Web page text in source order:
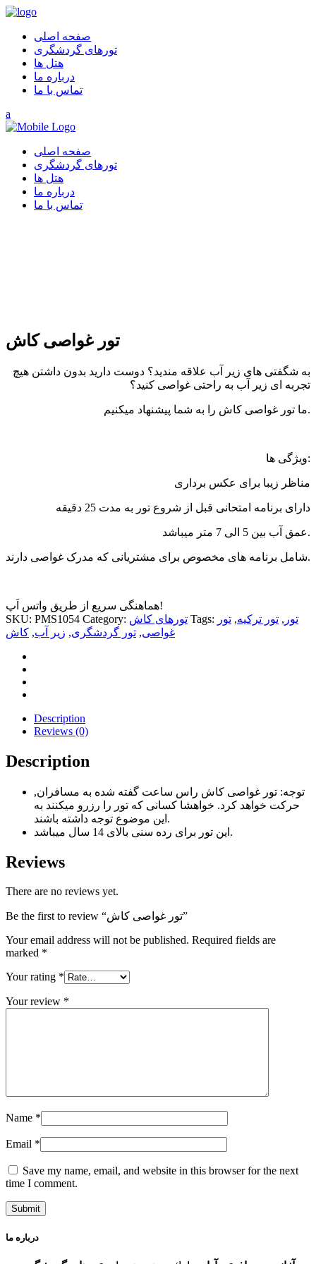
صفحه اصلی
تورهای گردشگری
هتل ها
درباره ما
تماس با ما
صفحه اصلی
تورهای گردشگری
هتل ها
درباره ما
تماس با ما
تور غواصی کاش
به شگفتی های زیر آب علاقه مندید؟ دوست دارید بدون داشتن هیچ
تجربه ای زیر آب به راحتی غواصی کنید؟
ما تور غواصی کاش را به شما پیشنهاد میکنیم.
ویژگی ها:
مناظر زیبا برای عکس برداری
دارای برنامه امتحانی قبل از شروع تور به مدت 25 دقیقه
عمق آب بین 5 الی 7 متر میباشد.
شامل برنامه های مخصوص برای مشتریانی که مدرک غواصی دارند.
هماهنگی سریع از طریق واتس اَپ!
SKU: PMS1054 Category: تورهای کاش Tags: تور , تور ترکیه, تور
غواصی, تور گردشگری, زیر آب, کاش
Description
Reviews (0)
Description
توجه: تور غواصی کاش راس ساعت گفته شده به مسافران,
حرکت خواهد کرد. خواهشا کسانی که تور را رزرو میکنند به
این موضوع توجه داشته باشند.
این تور برای رده سنی بالای 14 سال میباشد.
Reviews
There are no reviews yet.
Be the first to review “تور غواصی کاش”
Your email address will not be published. Required fields are
marked *
Your rating *
Your review *
Name *
Email *
Save my name, email, and website in this browser for the next
time I comment.
درباره ما